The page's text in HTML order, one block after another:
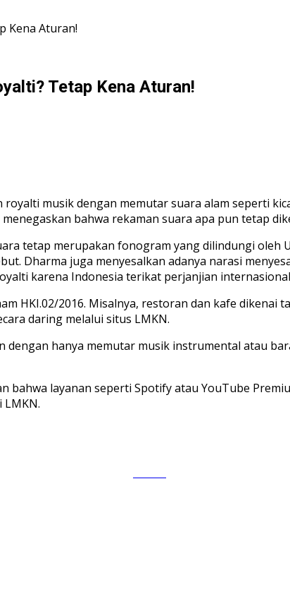
Kena Aturan!
Tetap Kena Aturan!
musik dengan memutar suara alam seperti
bahwa rekaman suara apa pun tetap
tetap merupakan fonogram yang dilindungi oleh
Dharma juga menyesalkan adanya narasi
karena Indonesia terikat perjanjian
HKI.02/2016. Misalnya, restoran dan kafe dikenai
daring melalui situs LMKN.
hanya memutar musik instrumental atau
bahwa layanan seperti Spotify atau YouTube